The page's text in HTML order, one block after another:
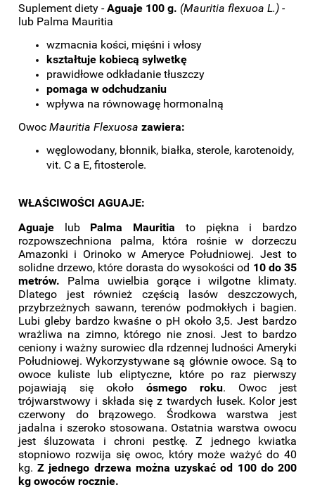
Suplement diety -Aguaje 100 g. (Mauritia flexuoa L.) -
lub Palma Mauritia
wzmacnia kości, mięśni i włosy
kształtuje kobiecą sylwetkę
prawidłowe odkładanie tłuszczy
pomaga w odchudzaniu
wpływa na równowagę hormonalną
Owoc Mauritia Flexuosa zawiera:
węglowodany, błonnik, białka, sterole, karotenoidy,
vit. C a E, fitosterole.
WŁAŚCIWOŚCI AGUAJE:
Aguaje lub Palma Mauritia to piękna i bardzo
rozpowszechniona palma, która rośnie w dorzeczu
Amazonki i Orinoko w Ameryce Południowej. Jest to
solidne drzewo, które dorasta do wysokości od 10 do 35
metrów. Palma uwielbia gorące i wilgotne klimaty.
Dlatego jest również częścią lasów deszczowych,
przybrzeżnych sawann, terenów podmokłych i bagien.
Lubi gleby bardzo kwaśne o pH około 3,5. Jest bardzo
wrażliwa na zimno, którego nie znosi. Jest to bardzo
ceniony i ważny surowiec dla rdzennej ludności Ameryki
Południowej. Wykorzystywane są głównie owoce. Są to
owoce kuliste lub eliptyczne, które po raz pierwszy
pojawiają się około ósmego roku. Owoc jest
trójwarstwowy i składa się z twardych łusek. Kolor jest
czerwony do brązowego. Środkowa warstwa jest
jadalna i szeroko stosowana. Ostatnia warstwa owocu
jest śluzowata i chroni pestkę. Z jednego kwiatka
stopniowo rozwija się owoc, który może ważyć do 40
kg.Z jednego drzewa można uzyskać od 100 do 200
kg owoców rocznie.